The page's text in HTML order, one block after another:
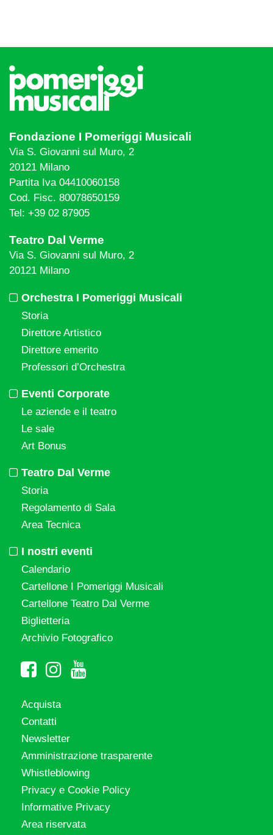
Fondazione I Pomeriggi Musicali
Via S. Giovanni sul Muro, 2
20121 Milano
Partita Iva 04410060158
Cod. Fisc. 80078650159
Tel: +39 02 87905
Teatro Dal Verme
Via S. Giovanni sul Muro, 2
20121 Milano
Orchestra I Pomeriggi Musicali
Storia
Direttore Artistico
Direttore emerito
Professori d’Orchestra
Eventi Corporate
Le aziende e il teatro
Le sale
Art Bonus
Teatro Dal Verme
Storia
Regolamento di Sala
Area Tecnica
I nostri eventi
Calendario
Cartellone I Pomeriggi Musicali
Cartellone Teatro Dal Verme
Biglietteria
Archivio Fotografico
Acquista
Contatti
Newsletter
Amministrazione trasparente
Whistleblowing
Privacy e Cookie Policy
Informative Privacy
Area riservata